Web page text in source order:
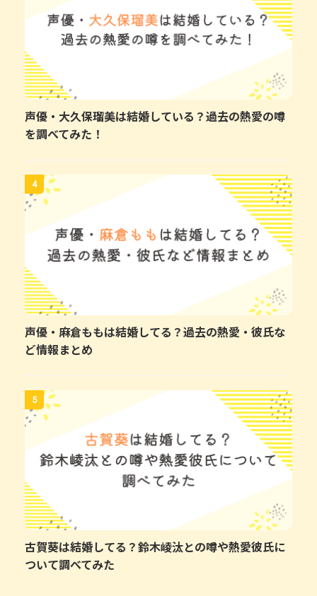
声優・大久保瑠美は結婚している？過去の熱愛の噂
を調べてみた！
4
声優・麻倉ももは結婚してる？過去の熱愛・彼氏な
ど情報まとめ
5
古賀葵は結婚してる？鈴木崚汰との噂や熱愛彼氏に
ついて調べてみた